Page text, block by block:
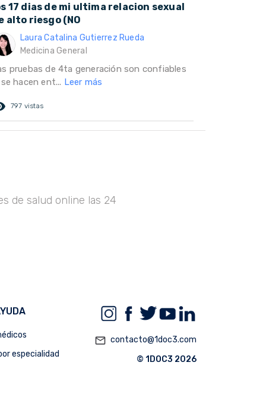
17 dias de mi ultima relacion sexual
alto riesgo (NO
Laura Catalina Gutierrez Rueda
Medicina General
pruebas de 4ta generación son confiables
hacen ent... Leer más
797 vistas
de salud online las 24
especialidad
mail_outline contacto@1doc3.com
© 1DOC3 2026